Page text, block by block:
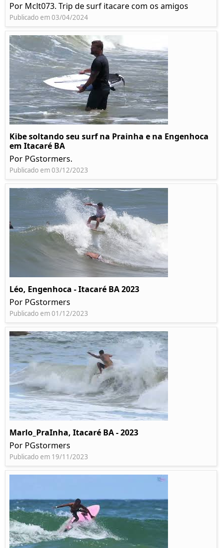
Por Mclt073. Trip de surf itacare com os amigos
Publicado em 03/04/2024
Kibe soltando seu surf na Prainha e na Engenhoca
em Itacaré BA
Por PGstormers.
Publicado em 03/12/2023
Léo, Engenhoca - Itacaré BA 2023
Por PGstormers
Publicado em 01/12/2023
Marlo_PraInha, Itacaré BA - 2023
Por PGstormers
Publicado em 19/11/2023